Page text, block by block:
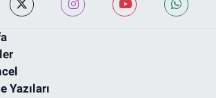
Yazıları